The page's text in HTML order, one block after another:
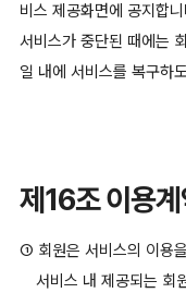
비스 제공화면에 공지합
서비스가 중단된 때에는
일 내에 서비스를 복구하
제16조 이용계
① 회원은 서비스의 이용
서비스 내 제공되는 회